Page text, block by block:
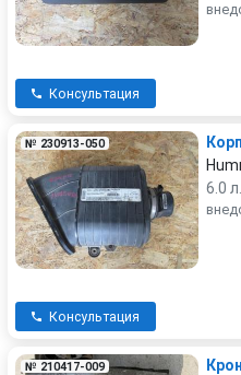
Консультация
№ 230913-050
6.0
Консультация
№ 210417-009